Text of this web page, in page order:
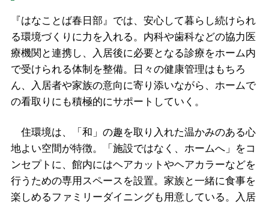
『はなことば春日部』では、安心して暮らし続けられ
る環境づくりに力を入れる。内科や歯科などの協力医
療機関と連携し、入居後に必要となる診療をホーム内
で受けられる体制を整備。日々の健康管理はもちろ
ん、入居者や家族の意向に寄り添いながら、ホームで
の看取りにも積極的にサポートしていく。
住環境は、「和」の趣を取り入れた温かみのある心
地よい空間が特徴。「施設ではなく、ホームへ」をコ
ンセプトに、館内にはヘアカットやヘアカラーなどを
行うための専用スペースを設置。家族と一緒に食事を
楽しめるファミリーダイニングも用意している。入居